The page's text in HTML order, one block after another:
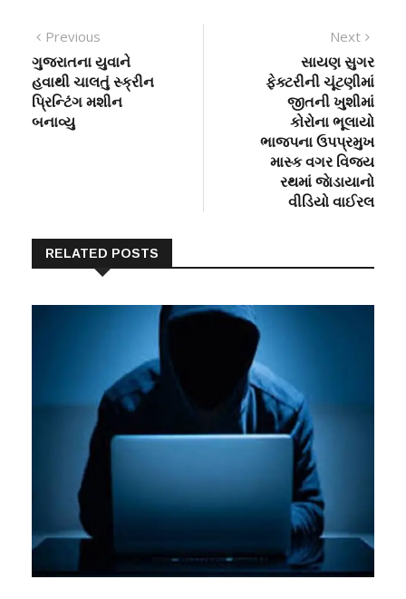
Post
navigation
Previous
post:
ગુજરાતના યુવાને
હવાથી ચાલતું સ્ક્રીન
પ્રિન્ટિંગ મશીન
બનાવ્યુ
Next
post:
સાયણ સુગર
ફેક્ટરીની ચૂંટણીમાં
જીતની ખુશીમાં
કોરોના ભૂલાયો
ભાજપના ઉપપ્રમુખ
માસ્ક વગર વિજય
રથમાં જાેડાયાનો
વીડિયો વાઈરલ
RELATED POSTS